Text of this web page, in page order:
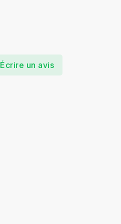
Écrire un avis